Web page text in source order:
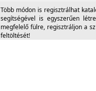
Több módon is regisztrálhat
segítségével is egyszerűen
megfelelő fülre, regisztráljon a
feltöltését!